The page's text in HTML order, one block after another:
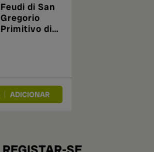
Feudi di San
Gregorio
Primitivo di